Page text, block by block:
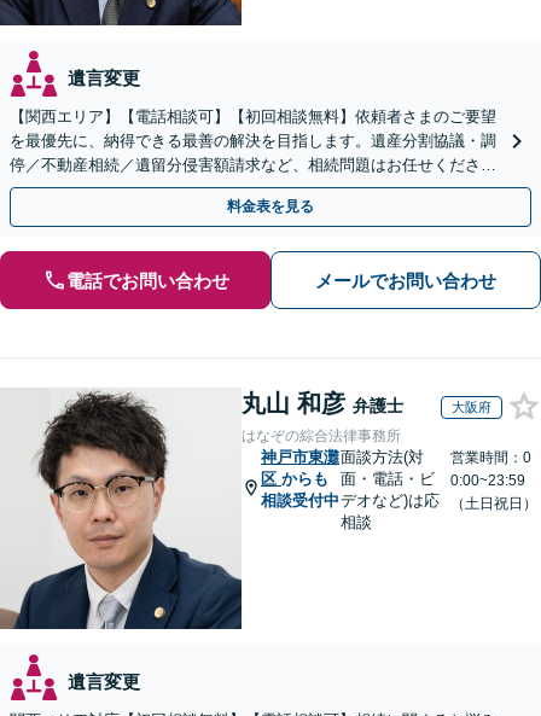
遺言変更
【関西エリア】【電話相談可】【初回相談無料】依頼者さまのご要望
を最優先に、納得できる最善の解決を目指します。遺産分割協議・調
停／不動産相続／遺留分侵害額請求など、相続問題はお任せください
【出張相談可】紛争化したトラブルのご相談も対応します
料金表を見る
電話でお問い合わせ メールでお問い合わせ
丸山 和彦 弁護士 大阪府
はなぞの綜合法律事務所
神戸市東灘
区 からも
相談受付中
面談方法(対
面・電話・ビ
デオなど)は応
相談
営業時間：0
0:00~23:59
（土日祝日）
遺言変更